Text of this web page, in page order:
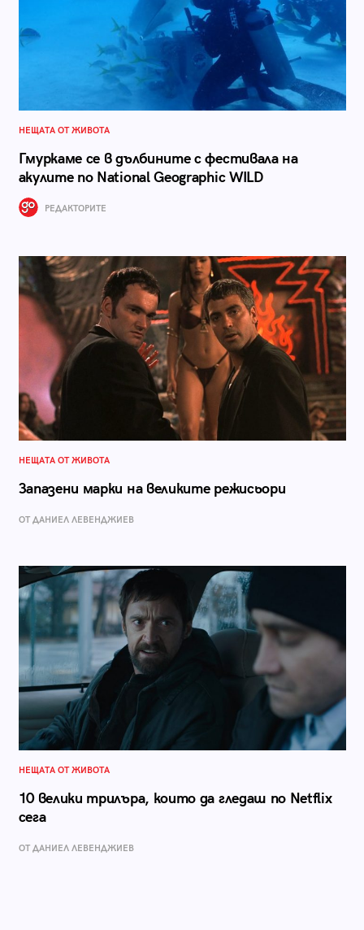
НЕЩАТА ОТ ЖИВОТА
Гмуркаме се в дълбините с фестивала на
акулите по National Geographic WILD
РЕДАКТОРИТЕ
НЕЩАТА ОТ ЖИВОТА
Запазени марки на великите режисьори
ОТ ДАНИЕЛ ЛЕВЕНДЖИЕВ
НЕЩАТА ОТ ЖИВОТА
10 велики трилъра, които да гледаш по Netflix
сега
ОТ ДАНИЕЛ ЛЕВЕНДЖИЕВ